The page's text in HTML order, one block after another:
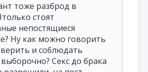
тоже разброд в
стоят
непостящиеся
Ну как можно говорить
и соблюдать
Секс до брака